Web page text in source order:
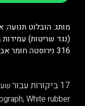
מותג: הובלוט תנועה:
316 נירוסטה חומר אבזם: 316 נירוסטה ציפוי רצועה: 316
17 ביקורות עבור